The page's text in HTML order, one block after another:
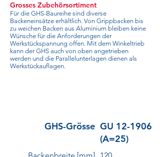
Grosses Zubehörsortiment
Für die GHS-Baureihe sind diverse
Backeneinsätze erhältlich. Von Grippbacken bis
zu weichen Backen aus Aluminium bleiben keine
Wünsche für die Anforderungen der
Werkstückspannung offen. Mit dem Winkeltrieb
kann der GHS auch von oben angetrieben
werden und die Parallelunterlagen dienen als
Werkstückauflagen.
GHS-Grösse GU 12-1906
(A=25)